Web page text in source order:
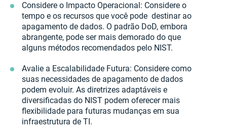
Considere o Impacto Operacional: Considere o
tempo e os recursos que você pode destinar ao
apagamento de dados. O padrão DoD, embora
abrangente, pode ser mais demorado do que
alguns métodos recomendados pelo NIST.
Avalie a Escalabilidade Futura: Considere como
suas necessidades de apagamento de dados
podem evoluir. As diretrizes adaptáveis e
diversificadas do NIST podem oferecer mais
flexibilidade para futuras mudanças em sua
infraestrutura de TI.